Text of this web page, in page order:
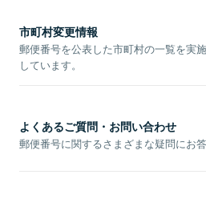
市町村変更情報
郵便番号を公表した市町村の一覧を実
しています。
よくあるご質問・お問い合わせ
郵便番号に関するさまざまな疑問にお答